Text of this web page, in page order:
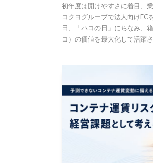
初年度は開けやすさに着目、
コクヨグループで法人向けEC
日、「ハコの日」にちなみ、
コ）の価値を最大化して活躍